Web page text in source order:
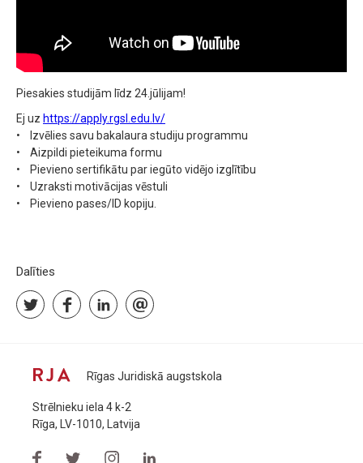
Piesakies studijām līdz 24.jūlijam!
Ej uz https://apply.rgsl.edu.lv/
• Izvēlies savu bakalaura studiju programmu
• Aizpildi pieteikuma formu
• Pievieno sertifikātu par iegūto vidējo izglītību
• Uzraksti motivācijas vēstuli
• Pievieno pases/ID kopiju.
Dalīties
Rīgas Juridiskā augstskola
Strēlnieku iela 4 k-2
Rīga, LV-1010, Latvija